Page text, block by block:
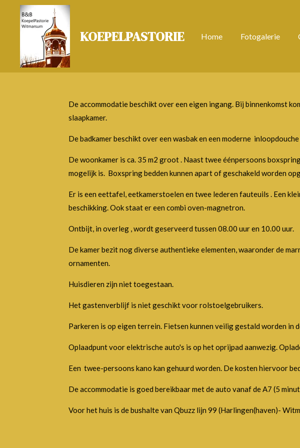
direct
hoofdinhoud
KOEPELPASTORIE Home Fotogalerie
De accommodatie beschikt over een eigen ingang. Bij binnenkomst
slaapkamer.
De badkamer beschikt over een wasbak en een moderne
De woonkamer is ca. 35 m2 groot . Naast twee éénpersoons
mogelijk is. Boxspring bedden kunnen apart of geschakeld worden
Er is een eettafel, eetkamerstoelen en twee lederen fauteuils . Een
beschikking. Ook staat er een combi oven-magnetron.
Ontbijt, in overleg , wordt geserveerd tussen 08.00 uur en 10.00 uur.
De kamer bezit nog diverse authentieke elementen, waaronder de
ornamenten.
Huisdieren zijn niet toegestaan.
Het gastenverblijf is niet geschikt voor rolstoelgebruikers.
Parkeren is op eigen terrein. Fietsen kunnen veilig gestald worden in
Oplaadpunt voor elektrische auto's is op het oprijpad aanwezig.
Een twee-persoons kano kan gehuurd worden. De kosten hiervoor
De accommodatie is goed bereikbaar met de auto vanaf de A7 (5
Voor het huis is de bushalte van Qbuzz lijn 99 (Harlingen(haven)-